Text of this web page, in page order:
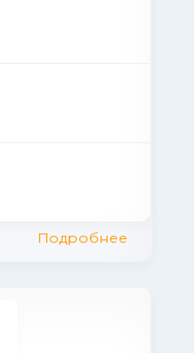
Подробнее